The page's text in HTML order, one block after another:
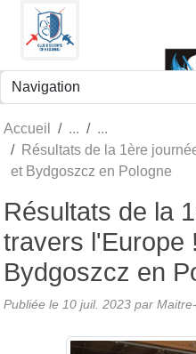
Accueil
Résultats de la 1ère
et Bydgoszcz en Pologne
Résultats de la
travers l'Europe
Bydgoszcz en
Publiée le 10 juil. 2023 par
Panneau de gestion des